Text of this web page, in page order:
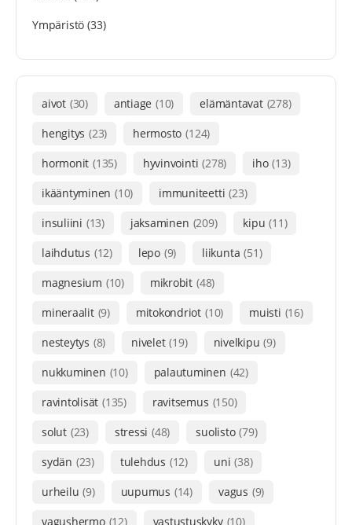
Ympäristö (33)
aivot (30) antiage (10) elämäntavat (278)
hengitys (23) hermosto (124)
hormonit (135) hyvinvointi (278) iho (13)
ikääntyminen (10) immuniteetti (23)
insuliini (13) jaksaminen (209) kipu (11)
laihdutus (12) lepo (9) liikunta (51)
magnesium (10) mikrobit (48)
mineraalit (9) mitokondriot (10) muisti (16)
nesteytys (8) nivelet (19) nivelkipu (9)
nukkuminen (10) palautuminen (42)
ravintolisät (135) ravitsemus (150)
solut (23) stressi (48) suolisto (79)
sydän (23) tulehdus (12) uni (38)
urheilu (9) uupumus (14) vagus (9)
vagushermo (12) vastustuskyky (10)